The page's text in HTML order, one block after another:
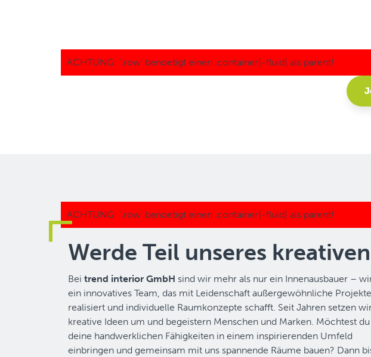
Werde Teil unseres
Bei trend interior GmbH sind wir mehr als nur ein Innenausbauer –
ein innovatives Team, das mit Leidenschaft außergewöhnliche Projekte
realisiert und individuelle Raumkonzepte schafft. Seit Jahren setzen
kreative Ideen um und begeistern Menschen und Marken. Möchtest du
deine handwerklichen Fähigkeiten in einem inspirierenden Umfeld
einbringen und gemeinsam mit uns spannende Räume bauen? Dann